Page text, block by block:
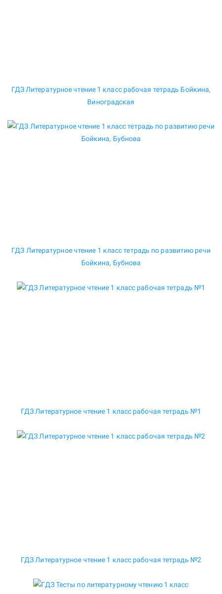
ГДЗ Литературное чтение 1 класс рабочая тетрадь Бойкина,
Виноградская
ГДЗ Литературное чтение 1 класс тетрадь по развитию речи
Бойкина, Бубнова
ГДЗ Литературное чтение 1 класс рабочая тетрадь №1
ГДЗ Литературное чтение 1 класс рабочая тетрадь №2